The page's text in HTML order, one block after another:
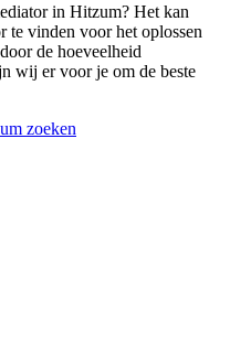
in Hitzum? Het kan
te vinden voor het oplossen
de hoeveelheid
wij er voor je om de beste
zoeken